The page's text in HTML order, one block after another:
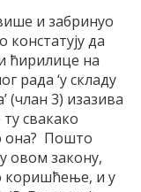
и забринуо
констатују да
ћирилице на
рада ‘у складу
(члан 3) изазива
свакако
она? Пошто
овом закону,
коришћење, и у